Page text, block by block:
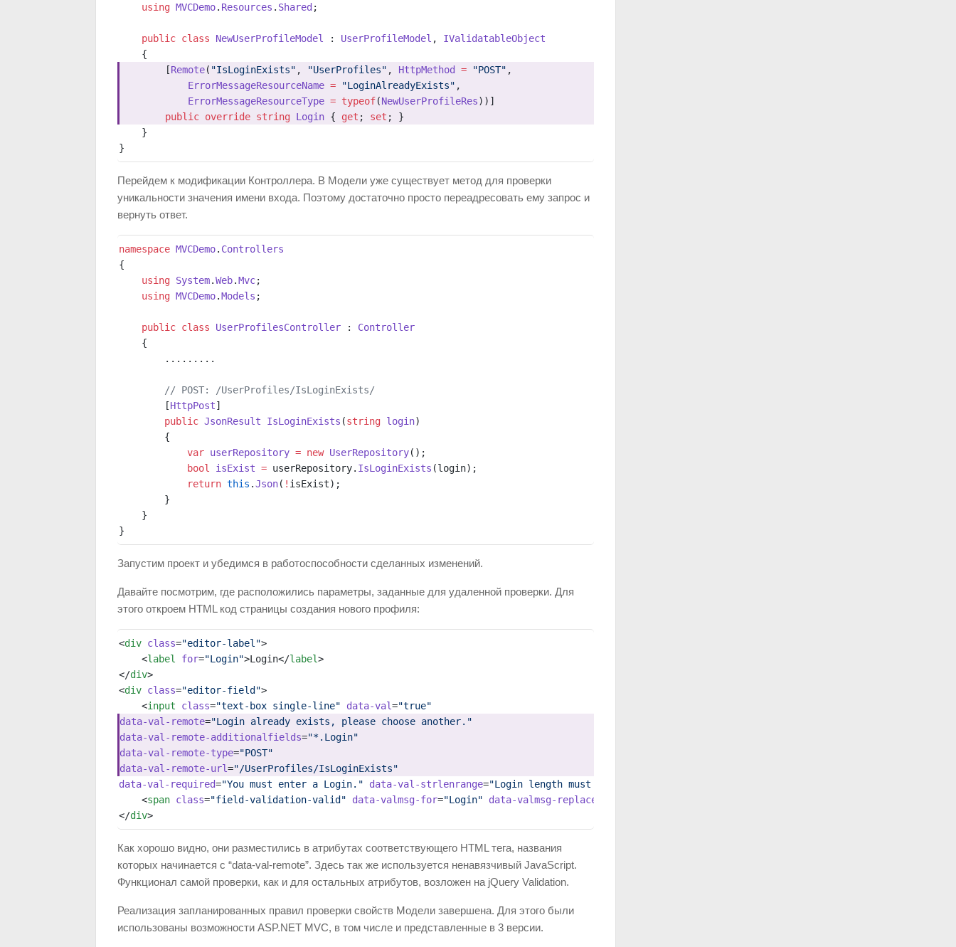
    using
MVCDemo. Resources . Shared ;
    public
class NewUserProfileModel : UserProfileModel , IValidatableObject
    {
        [
Remote( "IsLoginExists" , "UserProfiles" , HttpMethod = "POST" ,
            ErrorMessageResourceName
= "LoginAlreadyExists" ,
            ErrorMessageResourceType
= typeof(NewUserProfileRes))]
        public
override string Login { get ; set ; }
    }
}
Перейдем к модификации Контроллера. В Модели уже существует метод для проверки
уникальности значения имени входа. Поэтому достаточно просто переадресовать ему запрос и
вернуть ответ.
namespace MVCDemo. Controllers
{
    using
System.Web.Mvc;
    using
MVCDemo.Models ;
    public
class UserProfilesController : Controller
    {
        .........
        // POST: /UserProfiles/IsLoginExists/
        [
HttpPost]
        public
JsonResult IsLoginExists (string login)
        {
            var
userRepository = new UserRepository();
            bool
isExist = userRepository. IsLoginExists (login);
            return
this .Json( ! isExist);
        }
    }
}
Запустим проект и убедимся в работоспособности сделанных изменений.
Давайте посмотрим, где расположились параметры, заданные для удаленной проверки. Для
этого откроем HTML код страницы создания нового профиля:
<div class="editor-label">
    <
label for="Login">Login</label>
</div>
<div class="editor-field">
    <
input class="text-box single-line" data-val="true"
data-val-remote="Login already exists, please choose another."
data-val-remote-additionalfields="*.Login"
data-val-remote-type="POST"
data-val-remote-url="/UserProfiles/IsLoginExists"
data-val-required="You must enter a Login." data-val-strlenrange="Login length must be between 3 and 64."
    <
span class="field-validation-valid" data-valmsg-for="Login" data-valmsg-replace
</div>
Как хорошо видно, они разместились в атрибутах соответствующего HTML тега, названия
которых начинается с “data-val-remote”. Здесь так же используется ненавязчивый JavaScript.
Функционал самой проверки, как и для остальных атрибутов, возложен на jQuery Validation.
Реализация запланированных правил проверки свойств Модели завершена. Для этого были
использованы возможности ASP.NET MVC, в том числе и представленные в 3 версии.